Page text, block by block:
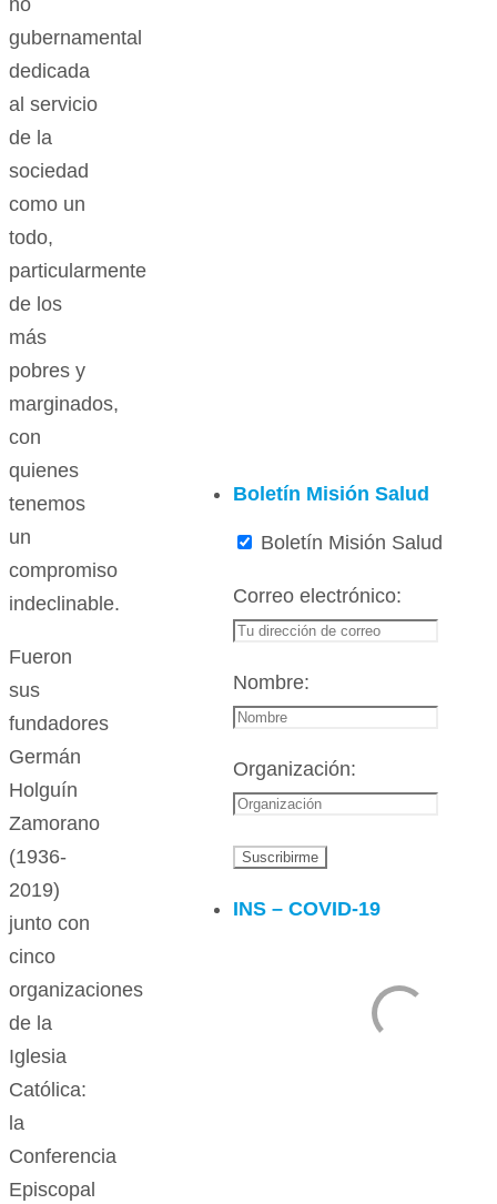
no
gubernamental
dedicada
al servicio
de la
sociedad
como un
todo,
particularmente
de los
más
pobres y
marginados,
con
quienes
tenemos
un
compromiso
indeclinable.
Fueron
sus
fundadores
Germán
Holguín
Zamorano
(1936-
2019)
junto con
cinco
organizaciones
de la
Iglesia
Católica:
la
Conferencia
Episcopal
Boletín Misión Salud
Boletín Misión Salud
Correo electrónico:
Nombre:
Organización:
INS – COVID-19